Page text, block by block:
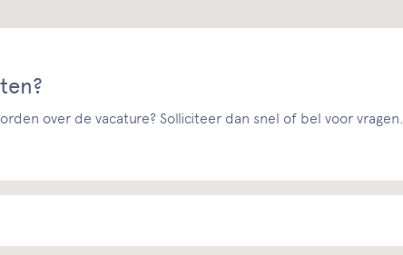
over de vacature? Solliciteer dan snel of bel voor vragen.